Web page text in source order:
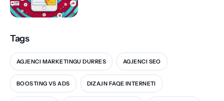
Tags
AGJENCI MARKETINGU DURRES AGJENCI SEO
BOOSTING VS ADS DIZAJN FAQE INTERNETI